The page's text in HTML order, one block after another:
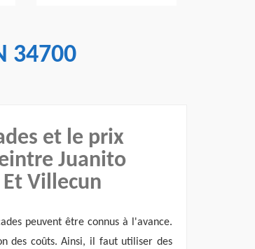
34700
et le prix
Juanito
Villecun
peuvent être connus à l'avance.
des coûts. Ainsi, il faut utiliser des